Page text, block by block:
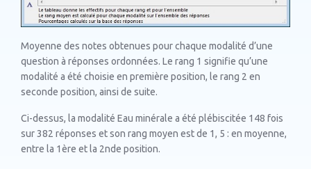
Moyenne des notes obtenues pour chaque modalité d’une
question à réponses ordonnées. Le rang 1 signifie qu’une
modalité a été choisie en première position, le rang 2 en
seconde position, ainsi de suite.
Ci-dessus, la modalité Eau minérale a été plébiscitée 148 fois
sur 382 réponses et son rang moyen est de 1, 5 : en moyenne,
entre la 1ère et la 2nde position.